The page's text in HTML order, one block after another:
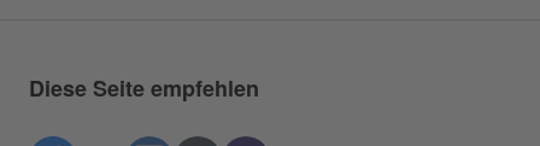
Diese Seite empfehlen